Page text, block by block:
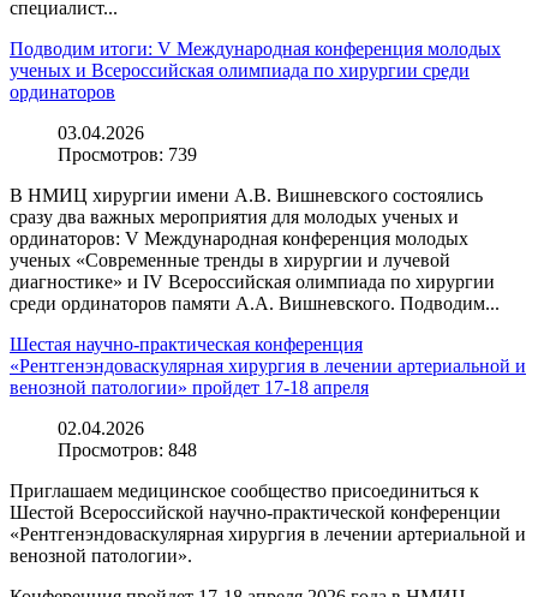
специалист...
Подводим итоги: V Международная конференция молодых
ученых и Всероссийская олимпиада по хирургии среди
ординаторов
03.04.2026
Просмотров: 739
В НМИЦ хирургии имени А.В. Вишневского состоялись
сразу два важных мероприятия для молодых ученых и
ординаторов: V Международная конференция молодых
ученых «Современные тренды в хирургии и лучевой
диагностике» и IV Всероссийская олимпиада по хирургии
среди ординаторов памяти А.А. Вишневского. Подводим...
Шестая научно-практическая конференция
«Рентгенэндоваскулярная хирургия в лечении артериальной и
венозной патологии» пройдет 17-18 апреля
02.04.2026
Просмотров: 848
Приглашаем медицинское сообщество присоединиться к
Шестой Всероссийской научно-практической конференции
«Рентгенэндоваскулярная хирургия в лечении артериальной и
венозной патологии».